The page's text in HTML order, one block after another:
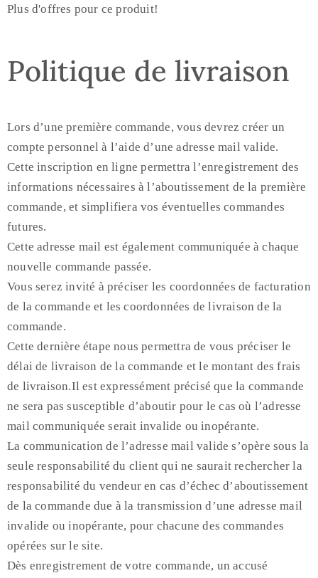
Plus d'offres pour ce produit!
Politique de livraison
Lors d’une première commande, vous devrez créer un
compte personnel à l’aide d’une adresse mail valide.
Cette inscription en ligne permettra l’enregistrement des
informations nécessaires à l’aboutissement de la première
commande, et simplifiera vos éventuelles commandes
futures.
Cette adresse mail est également communiquée à chaque
nouvelle commande passée.
Vous serez invité à préciser les coordonnées de facturation
de la commande et les coordonnées de livraison de la
commande.
Cette dernière étape nous permettra de vous préciser le
délai de livraison de la commande et le montant des frais
de livraison.Il est expressément précisé que la commande
ne sera pas susceptible d’aboutir pour le cas où l’adresse
mail communiquée serait invalide ou inopérante.
La communication de l’adresse mail valide s’opère sous la
seule responsabilité du client qui ne saurait rechercher la
responsabilité du vendeur en cas d’échec d’aboutissement
de la commande due à la transmission d’une adresse mail
invalide ou inopérante, pour chacune des commandes
opérées sur le site.
Dès enregistrement de votre commande, un accusé